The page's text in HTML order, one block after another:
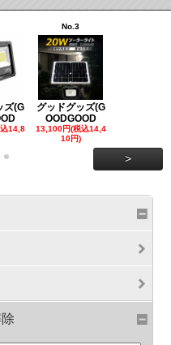
ズ(G
14,8
No.3
グッドグッズ(G
OODGOOD
13,100円(税込14,4
10円)
>